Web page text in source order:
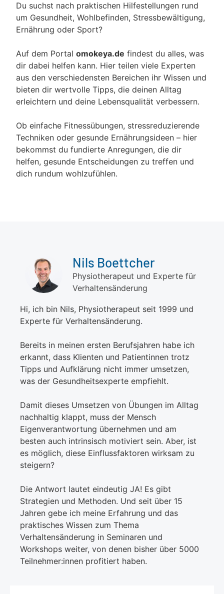
Du suchst nach praktischen Hilfestellungen rund
um Gesundheit, Wohlbefinden, Stressbewältigung,
Ernährung oder Sport?
Auf dem Portal omokeya.de findest du alles, was
dir dabei helfen kann. Hier teilen viele Experten
aus den verschiedensten Bereichen ihr Wissen und
bieten dir wertvolle Tipps, die deinen Alltag
erleichtern und deine Lebensqualität verbessern.
Ob einfache Fitnessübungen, stressreduzierende
Techniken oder gesunde Ernährungsideen – hier
bekommst du fundierte Anregungen, die dir
helfen, gesunde Entscheidungen zu treffen und
dich rundum wohlzufühlen.
Nils Boettcher
Physiotherapeut und Experte für
Verhaltensänderung
Hi, ich bin Nils, Physiotherapeut seit 1999 und
Experte für Verhaltensänderung.
Bereits in meinen ersten Berufsjahren habe ich
erkannt, dass Klienten und Patientinnen trotz
Tipps und Aufklärung nicht immer umsetzen,
was der Gesundheitsexperte empfiehlt.
Damit dieses Umsetzen von Übungen im Alltag
nachhaltig klappt, muss der Mensch
Eigenverantwortung übernehmen und am
besten auch intrinsisch motiviert sein. Aber, ist
es möglich, diese Einflussfaktoren wirksam zu
steigern?
Die Antwort lautet eindeutig JA! Es gibt
Strategien und Methoden. Und seit über 15
Jahren gebe ich meine Erfahrung und das
praktisches Wissen zum Thema
Verhaltensänderung in Seminaren und
Workshops weiter, von denen bisher über 5000
Teilnehmer:innen profitiert haben.